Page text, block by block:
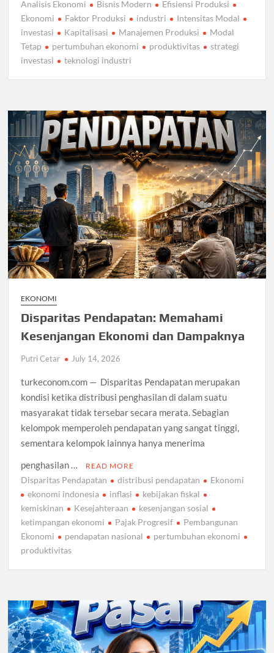
Analisis Ekonomi Bisnis Modern
Efisiensi Produksi
Ekonomi
Faktor Produksi industri
Intensitas Modal
investasi
Kapitalisasi Manajemen Produksi
Modal
Tetap
pertumbuhan ekonomi produktivitas
strategi
investasi
teknologi industri
EKONOMI
Disparitas Pendapatan: Memahami
Kesenjangan Ekonomi dan Dampaknya
Putri Cetar July 14, 2026
turkeconom.com — Disparitas Pendapatan merupakan
kondisi ketika distribusi penghasilan di dalam suatu
masyarakat tidak tersebar secara merata. Sebagian
kelompok memperoleh pendapatan yang sangat tinggi,
sementara kelompok lainnya hanya menerima
penghasilan …
READ MORE
Disparitas Pendapatan distribusi pendapatan
Ekonomi
ekonomi indonesia
inflasi
kebijakan fiskal
kemiskinan
Kesejahteraan
kesenjangan sosial
ketimpangan ekonomi
Pajak Progresif
Pembangunan
Ekonomi
pendapatan nasional
pertumbuhan ekonomi
produktivitas